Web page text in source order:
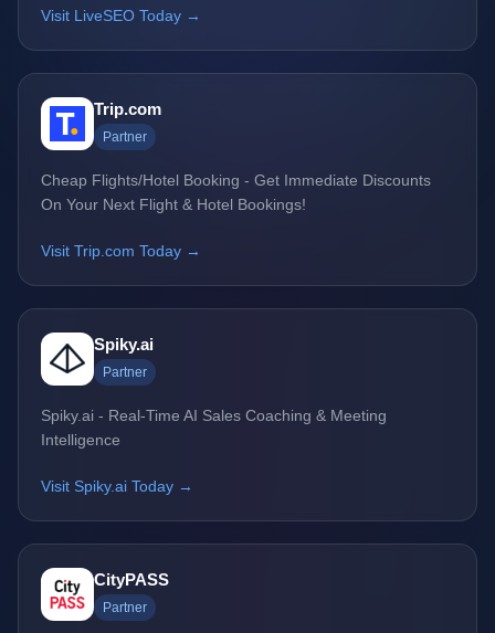
Visit LiveSEO Today →
Trip.com
Partner
Cheap Flights/Hotel Booking - Get Immediate Discounts
On Your Next Flight & Hotel Bookings!
Visit Trip.com Today →
Spiky.ai
Partner
Spiky.ai - Real-Time AI Sales Coaching & Meeting
Intelligence
Visit Spiky.ai Today →
CityPASS
Partner